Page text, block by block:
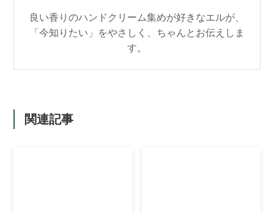
良い香りのハンドクリーム集めが好きなエルが、
「今知りたい」をやさしく、ちゃんとお伝えしま
す。
関連記事